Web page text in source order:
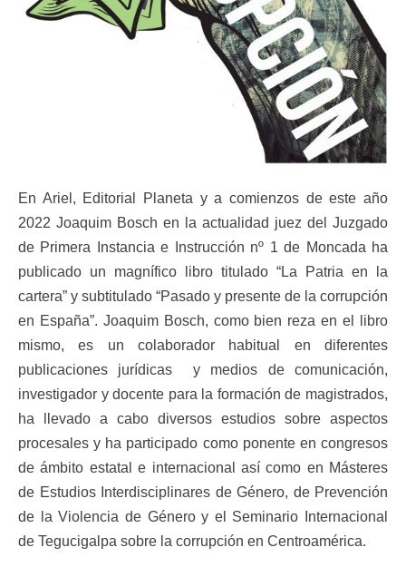
En Ariel, Editorial Planeta y a comienzos de este año
2022 Joaquim Bosch en la actualidad juez del Juzgado
de Primera Instancia e Instrucción nº 1 de Moncada ha
publicado un magnífico libro titulado “La Patria en la
cartera” y subtitulado “Pasado y presente de la corrupción
en España”. Joaquim Bosch, como bien reza en el libro
mismo, es un colaborador habitual en diferentes
publicaciones jurídicas y medios de comunicación,
investigador y docente para la formación de magistrados,
ha llevado a cabo diversos estudios sobre aspectos
procesales y ha participado como ponente en congresos
de ámbito estatal e internacional así como en Másteres
de Estudios Interdisciplinares de Género, de Prevención
de la Violencia de Género y el Seminario Internacional
de Tegucigalpa sobre la corrupción en Centroamérica.